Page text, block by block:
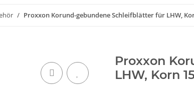
Proxxon Korund-gebundene Schleifblätter für LHW,
Proxxon
LHW, Korn